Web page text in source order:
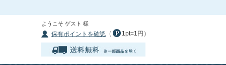
ようこそ ゲスト 様
保有ポイントを確認 （ 1pt=1円）